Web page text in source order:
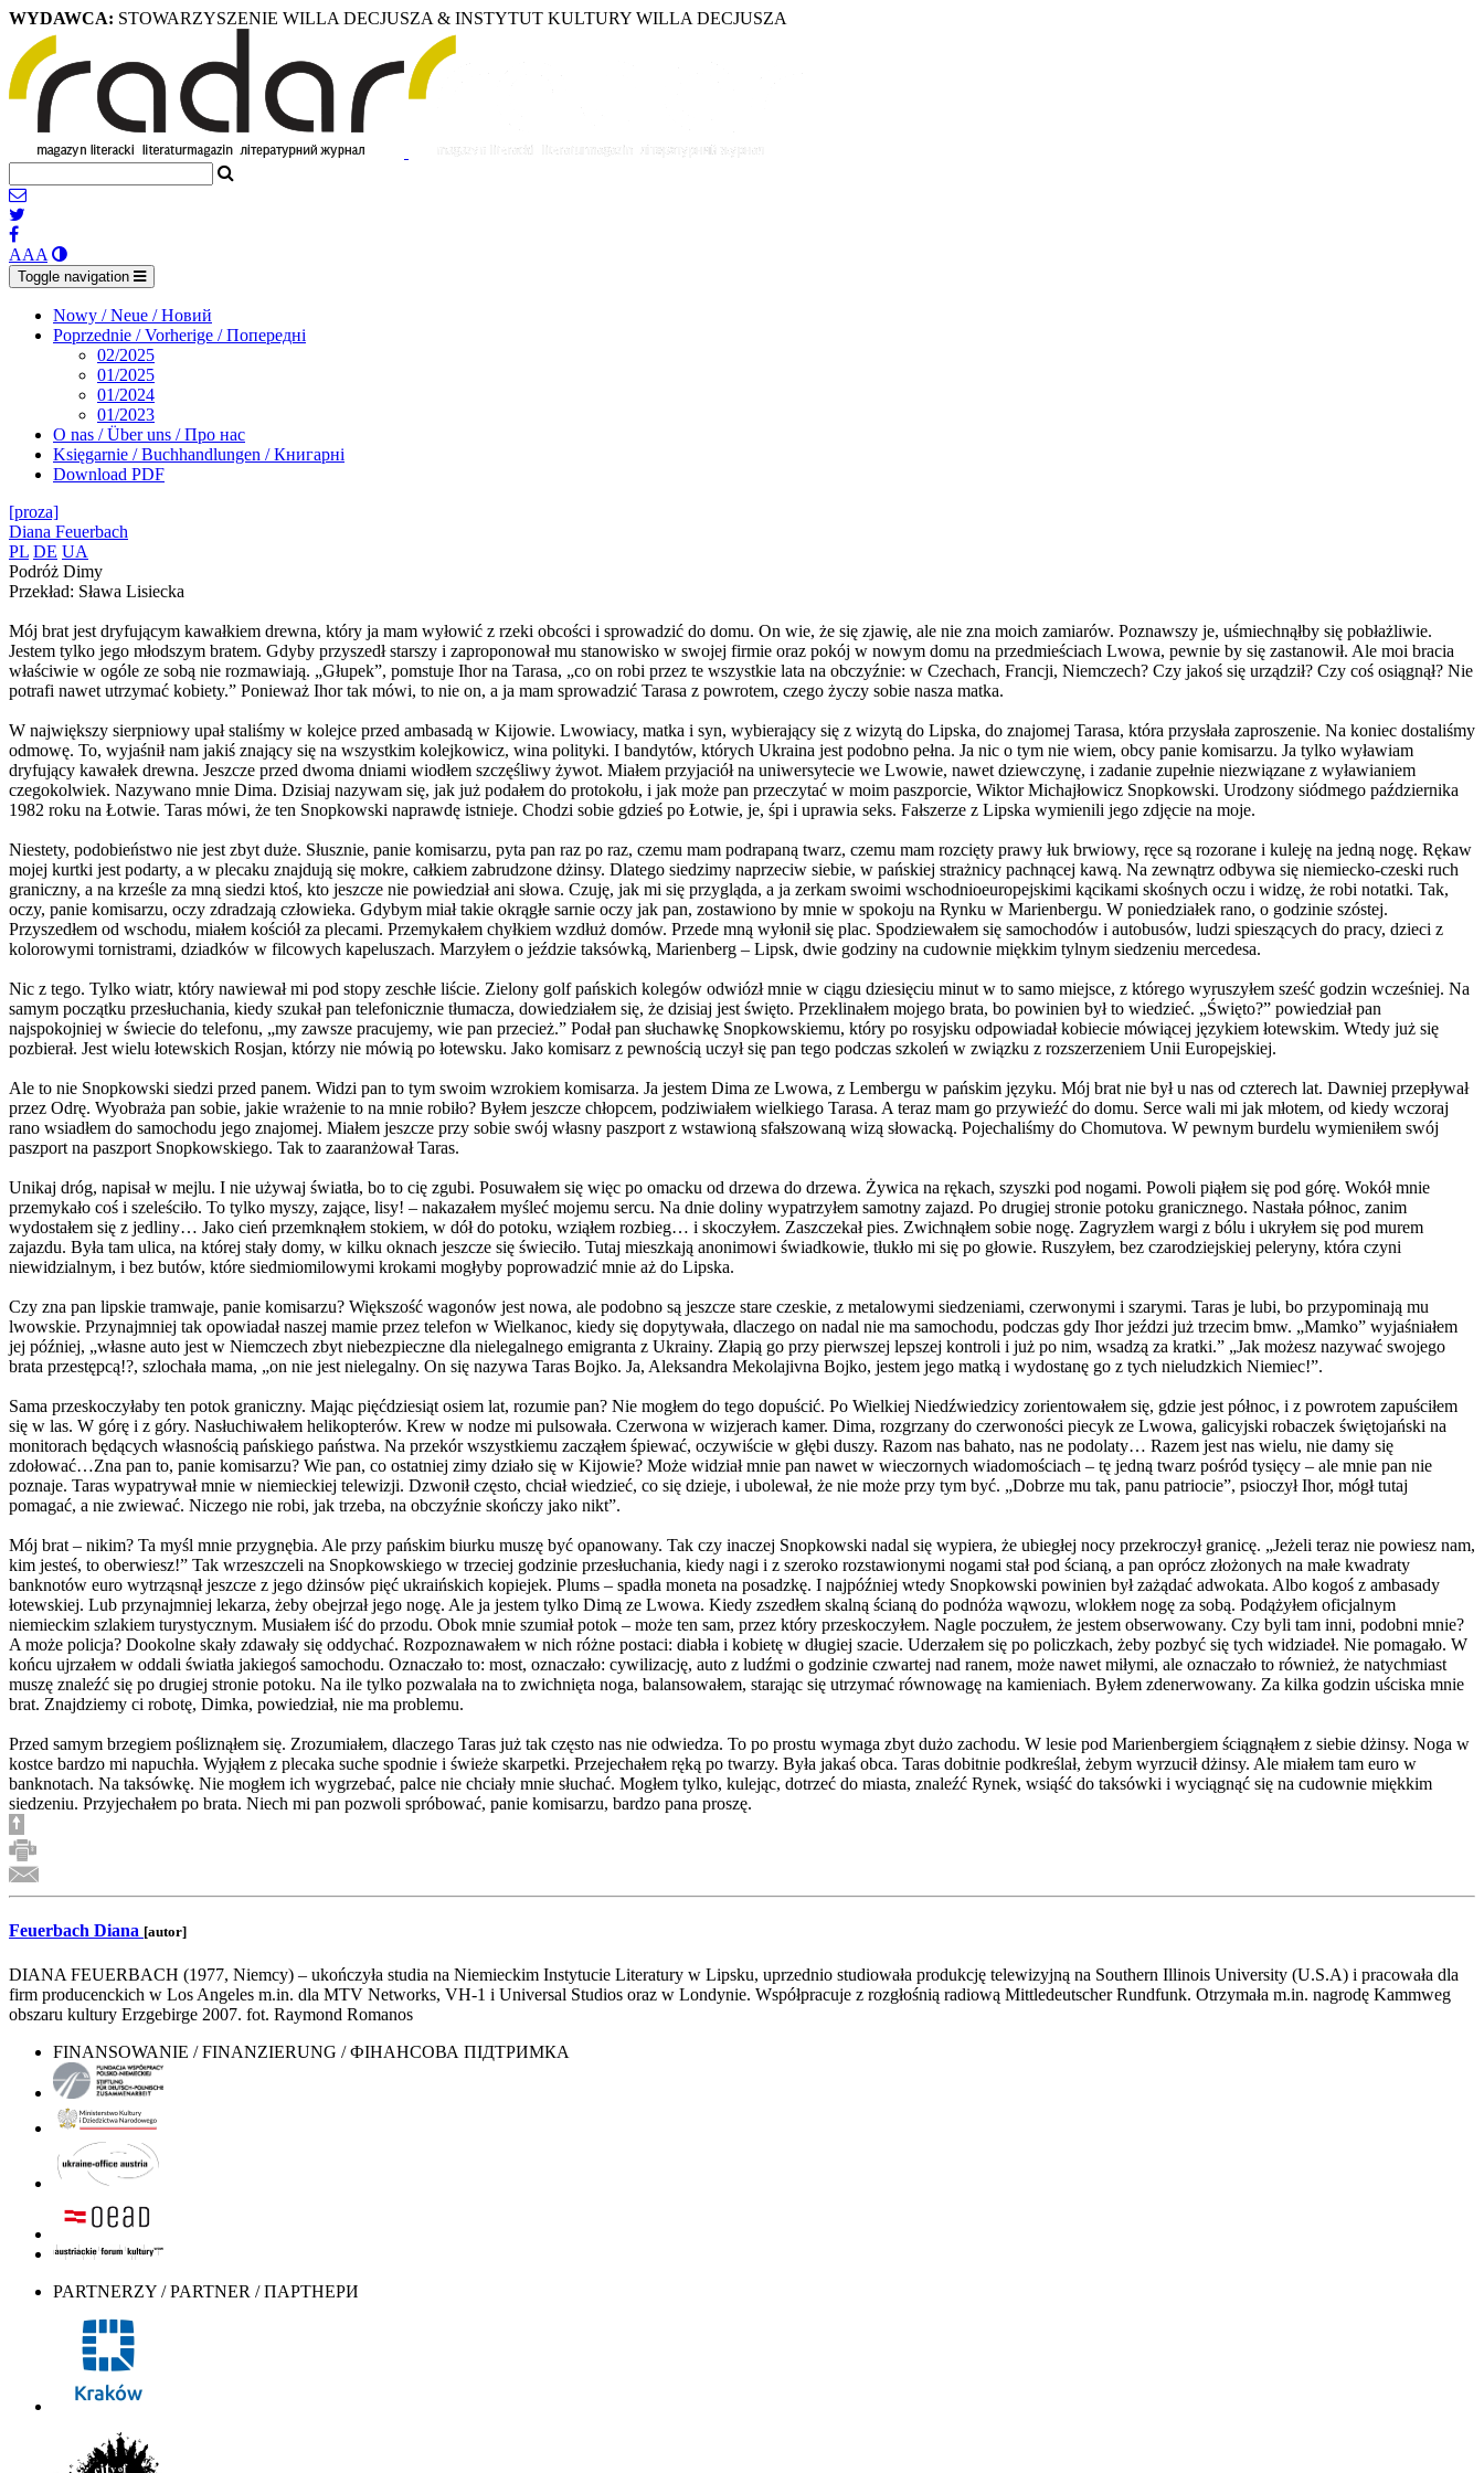
WYDAWCA: STOWARZYSZENIE WILLA DECJUSZA & INSTYTUT KULTURY WILLA DECJUSZA
AAA
Toggle navigation
Nowy / Neue / Новий
Poprzednie / Vorherige / Попередні
02/2025
01/2025
01/2024
01/2023
O nas / Über uns / Про нас
Księgarnie / Buchhandlungen / Книгарні
Download PDF
[proza]
Diana Feuerbach
PL DE UA
Podróż Dimy
Przekład: Sława Lisiecka
Mój brat jest dryfującym kawałkiem drewna, który ja mam wyłowić z rzeki obcości i sprowadzić do domu. On wie, że się zjawię, ale nie zna moich zamiarów. Poznawszy je, uśmiechnąłby się pobłażliwie.
Jestem tylko jego młodszym bratem. Gdyby przyszedł starszy i zaproponował mu stanowisko w swojej firmie oraz pokój w nowym domu na przedmieściach Lwowa, pewnie by się zastanowił. Ale moi bracia
właściwie w ogóle ze sobą nie rozmawiają. „Głupek”, pomstuje Ihor na Tarasa, „co on robi przez te wszystkie lata na obczyźnie: w Czechach, Francji, Niemczech? Czy jakoś się urządził? Czy coś osiągnął? Nie
potrafi nawet utrzymać kobiety.” Ponieważ Ihor tak mówi, to nie on, a ja mam sprowadzić Tarasa z powrotem, czego życzy sobie nasza matka.
W największy sierpniowy upał staliśmy w kolejce przed ambasadą w Kijowie. Lwowiacy, matka i syn, wybierający się z wizytą do Lipska, do znajomej Tarasa, która przysłała zaproszenie. Na koniec dostaliśmy
odmowę. To, wyjaśnił nam jakiś znający się na wszystkim kolejkowicz, wina polityki. I bandytów, których Ukraina jest podobno pełna. Ja nic o tym nie wiem, obcy panie komisarzu. Ja tylko wyławiam
dryfujący kawałek drewna. Jeszcze przed dwoma dniami wiodłem szczęśliwy żywot. Miałem przyjaciół na uniwersytecie we Lwowie, nawet dziewczynę, i zadanie zupełnie niezwiązane z wyławianiem
czegokolwiek. Nazywano mnie Dima. Dzisiaj nazywam się, jak już podałem do protokołu, i jak może pan przeczytać w moim paszporcie, Wiktor Michajłowicz Snopkowski. Urodzony siódmego października
1982 roku na Łotwie. Taras mówi, że ten Snopkowski naprawdę istnieje. Chodzi sobie gdzieś po Łotwie, je, śpi i uprawia seks. Fałszerze z Lipska wymienili jego zdjęcie na moje.
Niestety, podobieństwo nie jest zbyt duże. Słusznie, panie komisarzu, pyta pan raz po raz, czemu mam podrapaną twarz, czemu mam rozcięty prawy łuk brwiowy, ręce są rozorane i kuleję na jedną nogę. Rękaw
mojej kurtki jest podarty, a w plecaku znajdują się mokre, całkiem zabrudzone dżinsy. Dlatego siedzimy naprzeciw siebie, w pańskiej strażnicy pachnącej kawą. Na zewnątrz odbywa się niemiecko-czeski ruch
graniczny, a na krześle za mną siedzi ktoś, kto jeszcze nie powiedział ani słowa. Czuję, jak mi się przygląda, a ja zerkam swoimi wschodnioeuropejskimi kącikami skośnych oczu i widzę, że robi notatki. Tak,
oczy, panie komisarzu, oczy zdradzają człowieka. Gdybym miał takie okrągłe sarnie oczy jak pan, zostawiono by mnie w spokoju na Rynku w Marienbergu. W poniedziałek rano, o godzinie szóstej.
Przyszedłem od wschodu, miałem kościół za plecami. Przemykałem chyłkiem wzdłuż domów. Przede mną wyłonił się plac. Spodziewałem się samochodów i autobusów, ludzi spieszących do pracy, dzieci z
kolorowymi tornistrami, dziadków w filcowych kapeluszach. Marzyłem o jeździe taksówką, Marienberg – Lipsk, dwie godziny na cudownie miękkim tylnym siedzeniu mercedesa.
Nic z tego. Tylko wiatr, który nawiewał mi pod stopy zeschłe liście. Zielony golf pańskich kolegów odwiózł mnie w ciągu dziesięciu minut w to samo miejsce, z którego wyruszyłem sześć godzin wcześniej. Na
samym początku przesłuchania, kiedy szukał pan telefonicznie tłumacza, dowiedziałem się, że dzisiaj jest święto. Przeklinałem mojego brata, bo powinien był to wiedzieć. „Święto?” powiedział pan
najspokojniej w świecie do telefonu, „my zawsze pracujemy, wie pan przecież.” Podał pan słuchawkę Snopkowskiemu, który po rosyjsku odpowiadał kobiecie mówiącej językiem łotewskim. Wtedy już się
pozbierał. Jest wielu łotewskich Rosjan, którzy nie mówią po łotewsku. Jako komisarz z pewnością uczył się pan tego podczas szkoleń w związku z rozszerzeniem Unii Europejskiej.
Ale to nie Snopkowski siedzi przed panem. Widzi pan to tym swoim wzrokiem komisarza. Ja jestem Dima ze Lwowa, z Lembergu w pańskim języku. Mój brat nie był u nas od czterech lat. Dawniej przepływał
przez Odrę. Wyobraża pan sobie, jakie wrażenie to na mnie robiło? Byłem jeszcze chłopcem, podziwiałem wielkiego Tarasa. A teraz mam go przywieźć do domu. Serce wali mi jak młotem, od kiedy wczoraj
rano wsiadłem do samochodu jego znajomej. Miałem jeszcze przy sobie swój własny paszport z wstawioną sfałszowaną wizą słowacką. Pojechaliśmy do Chomutova. W pewnym burdelu wymieniłem swój
paszport na paszport Snopkowskiego. Tak to zaaranżował Taras.
Unikaj dróg, napisał w mejlu. I nie używaj światła, bo to cię zgubi. Posuwałem się więc po omacku od drzewa do drzewa. Żywica na rękach, szyszki pod nogami. Powoli piąłem się pod górę. Wokół mnie
przemykało coś i szeleściło. To tylko myszy, zające, lisy! – nakazałem myśleć mojemu sercu. Na dnie doliny wypatrzyłem samotny zajazd. Po drugiej stronie potoku granicznego. Nastała północ, zanim
wydostałem się z jedliny… Jako cień przemknąłem stokiem, w dół do potoku, wziąłem rozbieg… i skoczyłem. Zaszczekał pies. Zwichnąłem sobie nogę. Zagryzłem wargi z bólu i ukryłem się pod murem
zajazdu. Była tam ulica, na której stały domy, w kilku oknach jeszcze się świeciło. Tutaj mieszkają anonimowi świadkowie, tłukło mi się po głowie. Ruszyłem, bez czarodziejskiej peleryny, która czyni
niewidzialnym, i bez butów, które siedmiomilowymi krokami mogłyby poprowadzić mnie aż do Lipska.
Czy zna pan lipskie tramwaje, panie komisarzu? Większość wagonów jest nowa, ale podobno są jeszcze stare czeskie, z metalowymi siedzeniami, czerwonymi i szarymi. Taras je lubi, bo przypominają mu
lwowskie. Przynajmniej tak opowiadał naszej mamie przez telefon w Wielkanoc, kiedy się dopytywała, dlaczego on nadal nie ma samochodu, podczas gdy Ihor jeździ już trzecim bmw. „Mamko” wyjaśniałem
jej później, „własne auto jest w Niemczech zbyt niebezpieczne dla nielegalnego emigranta z Ukrainy. Złapią go przy pierwszej lepszej kontroli i już po nim, wsadzą za kratki.” „Jak możesz nazywać swojego
brata przestępcą!?, szlochała mama, „on nie jest nielegalny. On się nazywa Taras Bojko. Ja, Aleksandra Mekolajivna Bojko, jestem jego matką i wydostanę go z tych nieludzkich Niemiec!”.
Sama przeskoczyłaby ten potok graniczny. Mając pięćdziesiąt osiem lat, rozumie pan? Nie mogłem do tego dopuścić. Po Wielkiej Niedźwiedzicy zorientowałem się, gdzie jest północ, i z powrotem zapuściłem
się w las. W górę i z góry. Nasłuchiwałem helikopterów. Krew w nodze mi pulsowała. Czerwona w wizjerach kamer. Dima, rozgrzany do czerwoności piecyk ze Lwowa, galicyjski robaczek świętojański na
monitorach będących własnością pańskiego państwa. Na przekór wszystkiemu zacząłem śpiewać, oczywiście w głębi duszy. Razom nas bahato, nas ne podolaty… Razem jest nas wielu, nie damy się
zdołować…Zna pan to, panie komisarzu? Wie pan, co ostatniej zimy działo się w Kijowie? Może widział mnie pan nawet w wieczornych wiadomościach – tę jedną twarz pośród tysięcy – ale mnie pan nie
poznaje. Taras wypatrywał mnie w niemieckiej telewizji. Dzwonił często, chciał wiedzieć, co się dzieje, i ubolewał, że nie może przy tym być. „Dobrze mu tak, panu patriocie”, psioczył Ihor, mógł tutaj
pomagać, a nie zwiewać. Niczego nie robi, jak trzeba, na obczyźnie skończy jako nikt”.
Mój brat – nikim? Ta myśl mnie przygnębia. Ale przy pańskim biurku muszę być opanowany. Tak czy inaczej Snopkowski nadal się wypiera, że ubiegłej nocy przekroczył granicę. „Jeżeli teraz nie powiesz nam,
kim jesteś, to oberwiesz!” Tak wrzeszczeli na Snopkowskiego w trzeciej godzinie przesłuchania, kiedy nagi i z szeroko rozstawionymi nogami stał pod ścianą, a pan oprócz złożonych na małe kwadraty
banknotów euro wytrząsnął jeszcze z jego dżinsów pięć ukraińskich kopiejek. Plums – spadła moneta na posadzkę. I najpóźniej wtedy Snopkowski powinien był zażądać adwokata. Albo kogoś z ambasady
łotewskiej. Lub przynajmniej lekarza, żeby obejrzał jego nogę. Ale ja jestem tylko Dimą ze Lwowa. Kiedy zszedłem skalną ścianą do podnóża wąwozu, wlokłem nogę za sobą. Podążyłem oficjalnym
niemieckim szlakiem turystycznym. Musiałem iść do przodu. Obok mnie szumiał potok – może ten sam, przez który przeskoczyłem. Nagle poczułem, że jestem obserwowany. Czy byli tam inni, podobni mnie?
A może policja? Dookolne skały zdawały się oddychać. Rozpoznawałem w nich różne postaci: diabła i kobietę w długiej szacie. Uderzałem się po policzkach, żeby pozbyć się tych widziadeł. Nie pomagało. W
końcu ujrzałem w oddali światła jakiegoś samochodu. Oznaczało to: most, oznaczało: cywilizację, auto z ludźmi o godzinie czwartej nad ranem, może nawet miłymi, ale oznaczało to również, że natychmiast
muszę znaleźć się po drugiej stronie potoku. Na ile tylko pozwalała na to zwichnięta noga, balansowałem, starając się utrzymać równowagę na kamieniach. Byłem zdenerwowany. Za kilka godzin uściska mnie
brat. Znajdziemy ci robotę, Dimka, powiedział, nie ma problemu.
Przed samym brzegiem pośliznąłem się. Zrozumiałem, dlaczego Taras już tak często nas nie odwiedza. To po prostu wymaga zbyt dużo zachodu. W lesie pod Marienbergiem ściągnąłem z siebie dżinsy. Noga w
kostce bardzo mi napuchła. Wyjąłem z plecaka suche spodnie i świeże skarpetki. Przejechałem ręką po twarzy. Była jakaś obca. Taras dobitnie podkreślał, żebym wyrzucił dżinsy. Ale miałem tam euro w
banknotach. Na taksówkę. Nie mogłem ich wygrzebać, palce nie chciały mnie słuchać. Mogłem tylko, kulejąc, dotrzeć do miasta, znaleźć Rynek, wsiąść do taksówki i wyciągnąć się na cudownie miękkim
siedzeniu. Przyjechałem po brata. Niech mi pan pozwoli spróbować, panie komisarzu, bardzo pana proszę.
Feuerbach Diana [autor]
DIANA FEUERBACH (1977, Niemcy) – ukończyła studia na Niemieckim Instytucie Literatury w Lipsku, uprzednio studiowała produkcję telewizyjną na Southern Illinois University (U.S.A) i pracowała dla
firm producenckich w Los Angeles m.in. dla MTV Networks, VH-1 i Universal Studios oraz w Londynie. Współpracuje z rozgłośnią radiową Mittledeutscher Rundfunk. Otrzymała m.in. nagrodę Kammweg
obszaru kultury Erzgebirge 2007. fot. Raymond Romanos
FINANSOWANIE / FINANZIERUNG / ФІНАНСОВА ПІДТРИМКА
PARTNERZY / PARTNER / ПАРТНЕРИ